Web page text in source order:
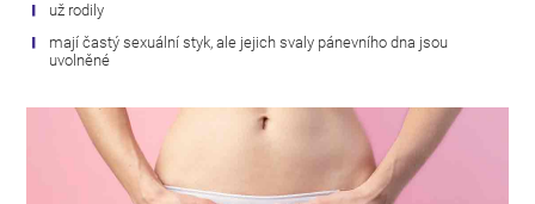
už rodily
mají častý sexuální styk, ale jejich svaly pánevního dna jsou
uvolněné